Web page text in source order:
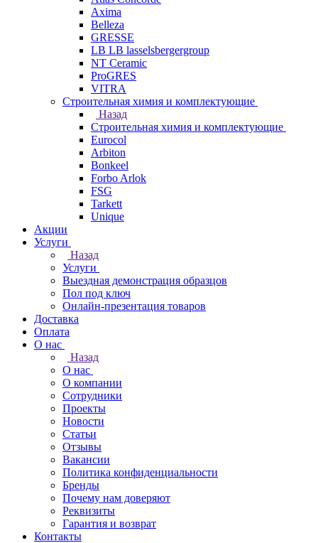
Axima
Belleza
GRESSE
LB LB lasselsbergergroup
NT Ceramic
ProGRES
VITRA
Строительная химия и комплектующие
Назад
Строительная химия и комплектующие
Eurocol
Arbiton
Bonkeel
Forbo Arlok
FSG
Tarkett
Unique
Акции
Услуги
Назад
Услуги
Выездная демонстрация образцов
Пол под ключ
Онлайн-презентация товаров
Доставка
Оплата
О нас
Назад
О нас
О компании
Сотрудники
Проекты
Новости
Статьи
Отзывы
Вакансии
Политика конфиденциальности
Бренды
Почему нам доверяют
Реквизиты
Гарантия и возврат
Контакты